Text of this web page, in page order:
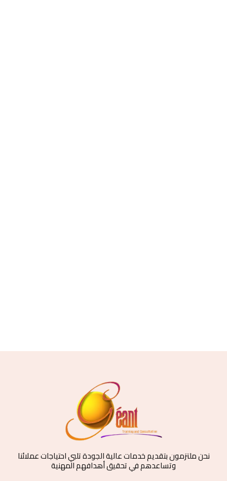
نحن ملتزمون بتقديم خدمات عالية الجودة تلبي احتياجات عملائنا
وتساعدهم في تحقيق أهدافهم المهنية